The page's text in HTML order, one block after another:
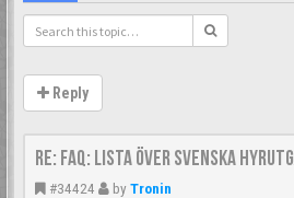
Reply
Re: FAQ: Lista över svenska
#34424 by Tronin